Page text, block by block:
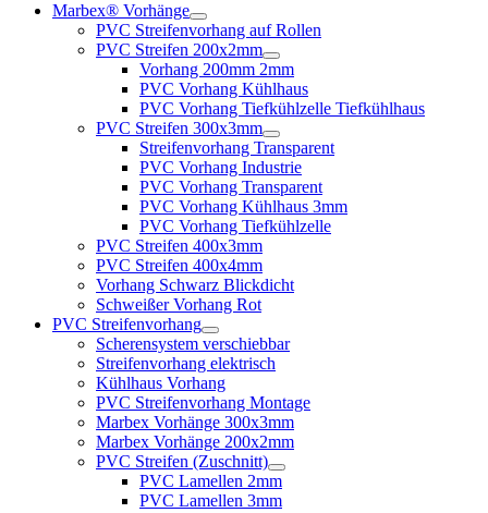
Marbex® Vorhänge
PVC Streifenvorhang auf Rollen
PVC Streifen 200x2mm
Vorhang 200mm 2mm
PVC Vorhang Kühlhaus
PVC Vorhang Tiefkühlzelle Tiefkühlhaus
PVC Streifen 300x3mm
Streifenvorhang Transparent
PVC Vorhang Industrie
PVC Vorhang Transparent
PVC Vorhang Kühlhaus 3mm
PVC Vorhang Tiefkühlzelle
PVC Streifen 400x3mm
PVC Streifen 400x4mm
Vorhang Schwarz Blickdicht
Schweißer Vorhang Rot
PVC Streifenvorhang
Scherensystem verschiebbar
Streifenvorhang elektrisch
Kühlhaus Vorhang
PVC Streifenvorhang Montage
Marbex Vorhänge 300x3mm
Marbex Vorhänge 200x2mm
PVC Streifen (Zuschnitt)
PVC Lamellen 2mm
PVC Lamellen 3mm